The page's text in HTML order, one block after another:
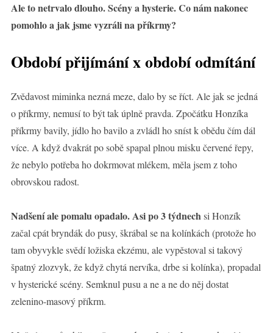
Ale to netrvalo dlouho. Scény a hysterie. Co nám nakonec
pomohlo a jak jsme vyzráli na příkrmy?
Období přijímání x období odmítání
Zvědavost miminka nezná meze, dalo by se říct. Ale jak se jedná
o příkrmy, nemusí to být tak úplně pravda. Zpočátku Honzíka
příkrmy bavily, jídlo ho bavilo a zvládl ho sníst k obědu čím dál
více. A když dvakrát po sobě spapal plnou misku červené řepy,
že nebylo potřeba ho dokrmovat mlékem, měla jsem z toho
obrovskou radost.
Nadšení ale pomalu opadalo. Asi po 3 týdnechsi Honzík
začal cpát bryndák do pusy, škrábal se na kolínkách (protože ho
tam obyvykle svědí ložiska ekzému, ale vypěstoval si takový
špatný zlozvyk, že když chytá nervíka, drbe si kolínka), propadal
v hysterické scény. Semknul pusu a ne a ne do něj dostat
zelenino-masový příkrm.